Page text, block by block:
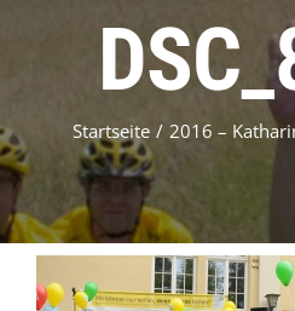
Startseite / 2016 –